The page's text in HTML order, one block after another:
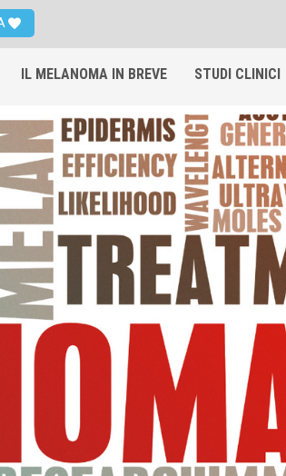
IL MELANOMA IN BREVE STUDI CLINICI